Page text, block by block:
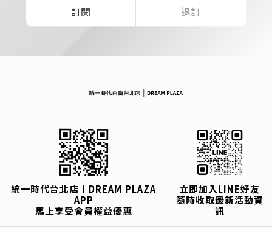
訂閱 退訂
統一時代台北店丨DREAM PLAZA
APP
馬上享受會員權益優惠
立即加入LINE好友
隨時收取最新活動資
訊